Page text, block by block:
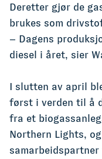
Deretter gjør de
brukes som
– Dagens
diesel i året, sier
I slutten av april
først i verden til å
fra et
Northern Lights,